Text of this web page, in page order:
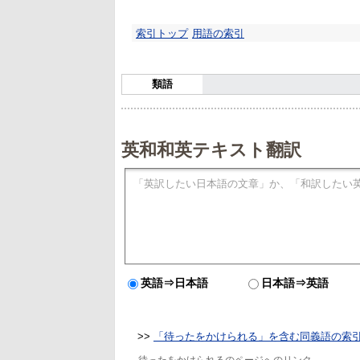
索引トップ 用語の索引
類語
英和和英テキスト翻訳
英語⇒日本語 日本語⇒英語
>> 「待ったをかけられる」を含む同義語の索